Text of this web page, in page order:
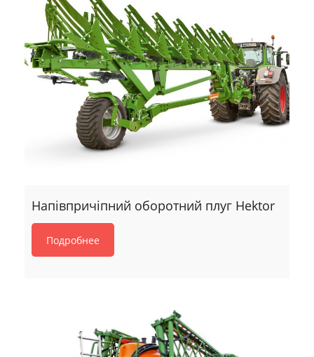
Напівпричіпний оборотний плуг Hektor
Подробнее